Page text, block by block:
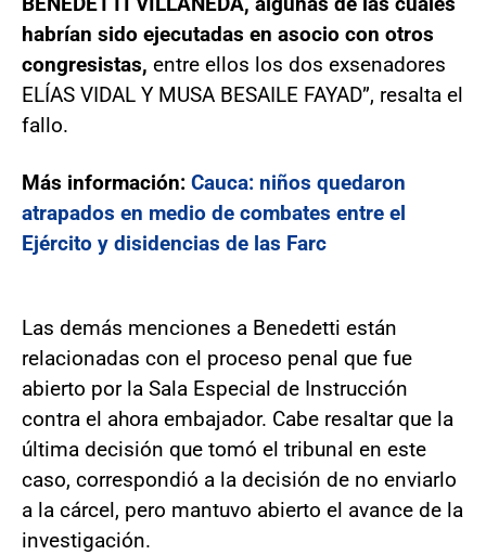
habrían sido ejecutadas en asocio con otros
congresistas, entre ellos los dos exsenadores
ELÍAS VIDAL Y MUSA BESAILE FAYAD”, resalta el
fallo.
Más información: Cauca: niños quedaron
atrapados en medio de combates entre el
Ejército y disidencias de las Farc
Las demás menciones a Benedetti están
relacionadas con el proceso penal que fue
abierto por la Sala Especial de Instrucción
contra el ahora embajador. Cabe resaltar que la
última decisión que tomó el tribunal en este
caso, correspondió a la decisión de no enviarlo
a la cárcel, pero mantuvo abierto el avance de la
investigación.